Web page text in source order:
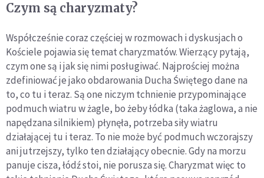
Czym są charyzmaty?
Współcześnie coraz częściej w rozmowach i dyskusjach o
Kościele pojawia się temat charyzmatów. Wierzący pytają,
czym one są i jak się nimi posługiwać. Najprościej można
zdefiniować je jako obdarowania Ducha Świętego dane na
to, co tu i teraz. Są one niczym tchnienie przypominające
podmuch wiatru w żagle, bo żeby łódka (taka żaglowa, a nie
napędzana silnikiem) płynęła, potrzeba siły wiatru
działającej tu i teraz. To nie może być podmuch wczorajszy
ani jutrzejszy, tylko ten działający obecnie. Gdy na morzu
panuje cisza, łódź stoi, nie porusza się. Charyzmat więc to